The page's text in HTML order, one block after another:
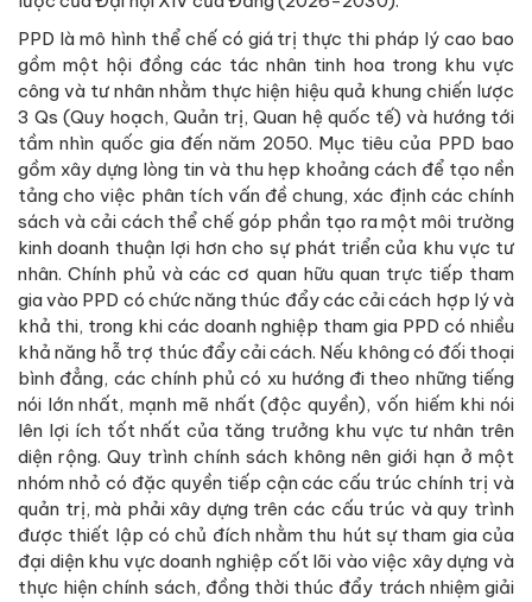
PPD là mô hình thể chế có giá trị thực thi pháp lý cao bao
gồm một hội đồng các tác nhân tinh hoa trong khu vực
công và tư nhân nhằm thực hiện hiệu quả khung chiến lược
3 Qs (Quy hoạch, Quản trị, Quan hệ quốc tế) và hướng tới
tầm nhìn quốc gia đến năm 2050. Mục tiêu của PPD bao
gồm xây dựng lòng tin và thu hẹp khoảng cách để tạo nền
tảng cho việc phân tích vấn đề chung, xác định các chính
sách và cải cách thể chế góp phần tạo ra một môi trường
kinh doanh thuận lợi hơn cho sự phát triển của khu vực tư
nhân. Chính phủ và các cơ quan hữu quan trực tiếp tham
gia vào PPD có chức năng thúc đẩy các cải cách hợp lý và
khả thi, trong khi các doanh nghiệp tham gia PPD có nhiều
khả năng hỗ trợ thúc đẩy cải cách. Nếu không có đối thoại
bình đẳng, các chính phủ có xu hướng đi theo những tiếng
nói lớn nhất, mạnh mẽ nhất (độc quyền), vốn hiếm khi nói
lên lợi ích tốt nhất của tăng trưởng khu vực tư nhân trên
diện rộng. Quy trình chính sách không nên giới hạn ở một
nhóm nhỏ có đặc quyền tiếp cận các cấu trúc chính trị và
quản trị, mà phải xây dựng trên các cấu trúc và quy trình
được thiết lập có chủ đích nhằm thu hút sự tham gia của
đại diện khu vực doanh nghiệp cốt lõi vào việc xây dựng và
thực hiện chính sách, đồng thời thúc đẩy trách nhiệm giải